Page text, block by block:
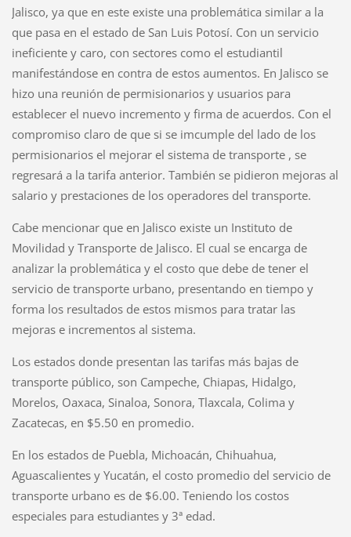
Jalisco, ya que en este existe una problemática similar a la
que pasa en el estado de San Luis Potosí. Con un servicio
ineficiente y caro, con sectores como el estudiantil
manifestándose en contra de estos aumentos. En Jalisco se
hizo una reunión de permisionarios y usuarios para
establecer el nuevo incremento y firma de acuerdos. Con el
compromiso claro de que si se imcumple del lado de los
permisionarios el mejorar el sistema de transporte , se
regresará a la tarifa anterior. También se pidieron mejoras al
salario y prestaciones de los operadores del transporte.
Cabe mencionar que en Jalisco existe un Instituto de
Movilidad y Transporte de Jalisco. El cual se encarga de
analizar la problemática y el costo que debe de tener el
servicio de transporte urbano, presentando en tiempo y
forma los resultados de estos mismos para tratar las
mejoras e incrementos al sistema.
Los estados donde presentan las tarifas más bajas de
transporte público, son Campeche, Chiapas, Hidalgo,
Morelos, Oaxaca, Sinaloa, Sonora, Tlaxcala, Colima y
Zacatecas, en $5.50 en promedio.
En los estados de Puebla, Michoacán, Chihuahua,
Aguascalientes y Yucatán, el costo promedio del servicio de
transporte urbano es de $6.00. Teniendo los costos
especiales para estudiantes y 3ª edad.